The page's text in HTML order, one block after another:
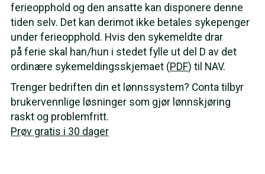
ferieopphold og den ansatte kan disponere denne
tiden selv. Det kan derimot ikke betales sykepenger
under ferieopphold. Hvis den sykemeldte drar
på ferie skal han/hun i stedet fylle ut del D av det
ordinære sykemeldingsskjemaet (PDF) til NAV.
Trenger bedriften din et lønnssystem? Conta tilbyr
brukervennlige løsninger som gjør lønnskjøring
raskt og problemfritt.
Prøv gratis i 30 dager